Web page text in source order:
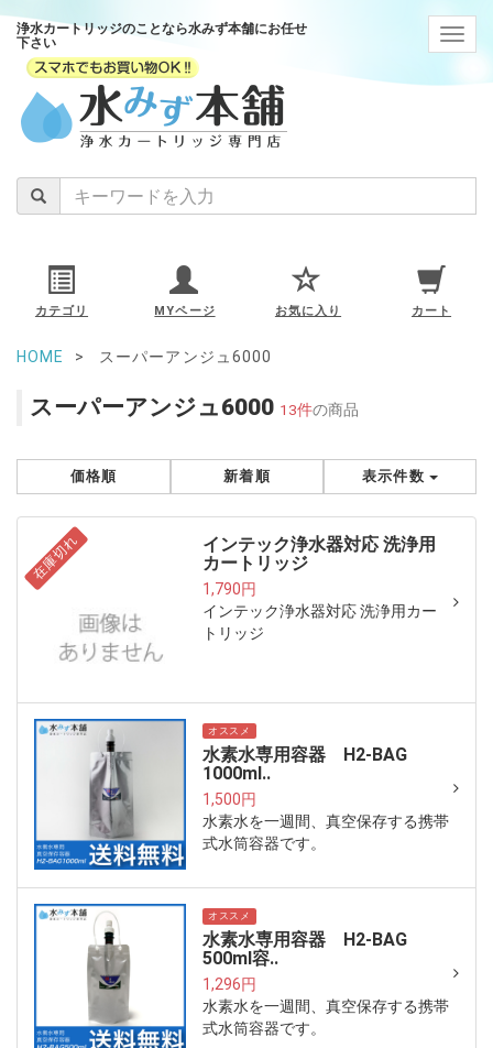
浄水カートリッジのことなら水みず本舗にお任せ
下さい
カテゴリ MYページ お気に入り カート
HOME スーパーアンジュ6000
スーパーアンジュ6000 13件の商品
価格順 新着順 表示件数
在庫切れ
インテック浄水器対応 洗浄用
カートリッジ
1,790円
インテック浄水器対応 洗浄用カー
トリッジ
オススメ
水素水専用容器 H2-BAG
1000ml..
1,500円
水素水を一週間、真空保存する携帯
式水筒容器です。
オススメ
水素水専用容器 H2-BAG
500ml容..
1,296円
水素水を一週間、真空保存する携帯
式水筒容器です。